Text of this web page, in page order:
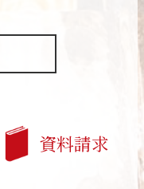
資料請求